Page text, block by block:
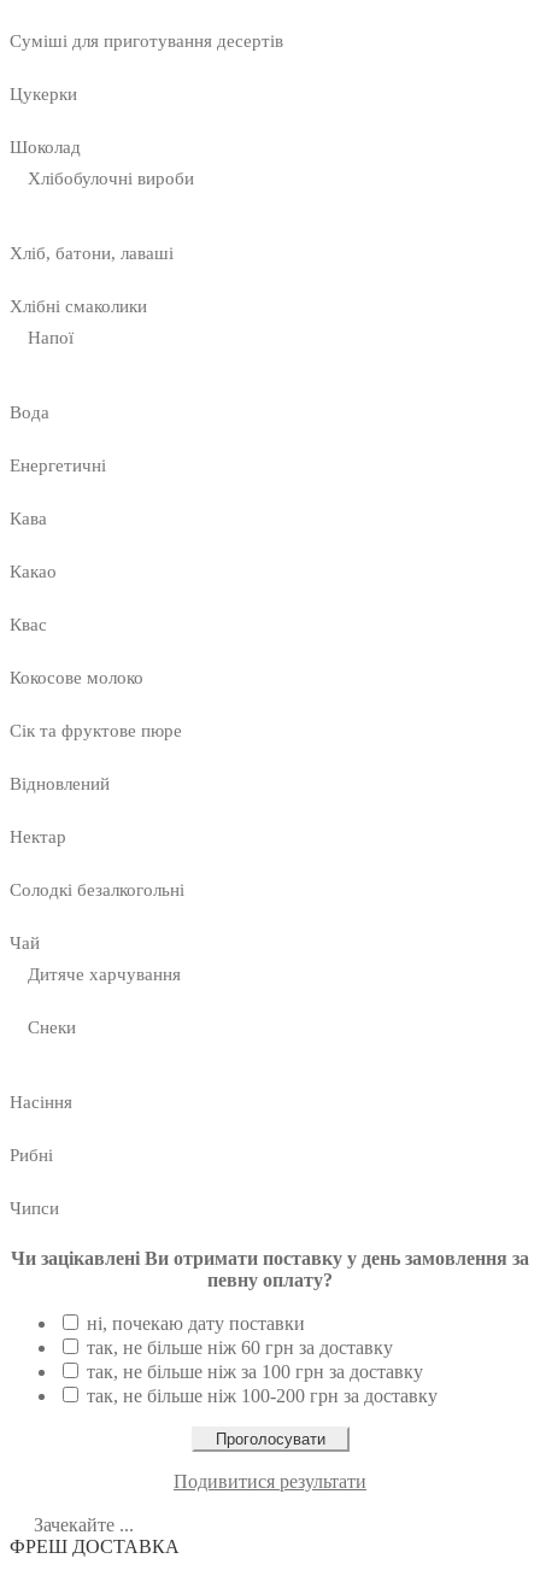
Суміші для приготування десертів
Цукерки
Шоколад
Хлібобулочні вироби
Хліб, батони, лаваші
Хлібні смаколики
Напої
Вода
Енергетичні
Кава
Какао
Квас
Кокосове молоко
Сік та фруктове пюре
Відновлений
Нектар
Солодкі безалкогольні
Чай
Дитяче харчування
Снеки
Насіння
Рибні
Чипси
Чи зацікавлені Ви отримати поставку у день замовлення за
певну оплату?
ні, почекаю дату поставки
так, не більше ніж 60 грн за доставку
так, не більше ніж за 100 грн за доставку
так, не більше ніж 100-200 грн за доставку
Подивитися результати
Зачекайте ...
ФРЕШ ДОСТАВКА